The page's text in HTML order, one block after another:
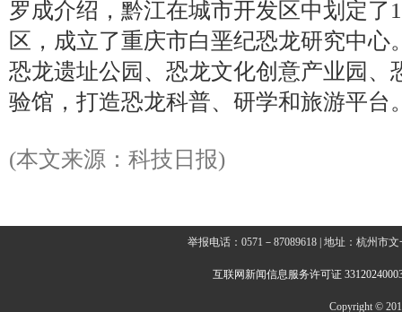
罗成介绍，黔江在城市开发区中划定了
区，成立了重庆市白垩纪恐龙研究中
恐龙遗址公园、恐龙文化创意产业园、
验馆，打造恐龙科普、研学和旅游平台
(本文来源：科技日报)
举报电话：0571－87089618 | 地址：杭州市
互联网新闻信息服务许可证
Copyright ©